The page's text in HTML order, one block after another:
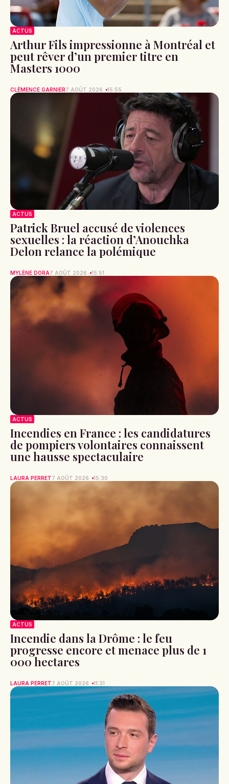
ACTUS
Arthur Fils impressionne à Montréal et
peut rêver d’un premier titre en
Masters 1000
CLÉMENCE GARNIER7 AOÛT 2026 15:55
ACTUS
Patrick Bruel accusé de violences
sexuelles : la réaction d’Anouchka
Delon relance la polémique
MYLÈNE DORA7 AOÛT 2026 15:51
ACTUS
Incendies en France : les candidatures
de pompiers volontaires connaissent
une hausse spectaculaire
LAURA PERRET7 AOÛT 2026 15:30
ACTUS
Incendie dans la Drôme : le feu
progresse encore et menace plus de 1
000 hectares
LAURA PERRET7 AOÛT 2026 11:31